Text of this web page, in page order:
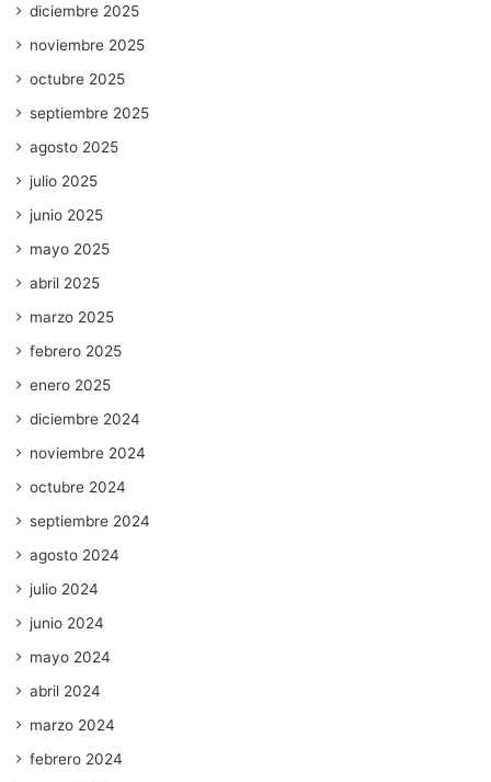
diciembre 2025
noviembre 2025
octubre 2025
septiembre 2025
agosto 2025
julio 2025
junio 2025
mayo 2025
abril 2025
marzo 2025
febrero 2025
enero 2025
diciembre 2024
noviembre 2024
octubre 2024
septiembre 2024
agosto 2024
julio 2024
junio 2024
mayo 2024
abril 2024
marzo 2024
febrero 2024